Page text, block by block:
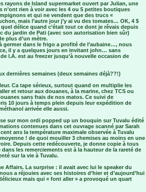
rayons de Island supermarket ouvert par Julian, une
rien à voir avec les 4 ou 5 petites boutiques
et qui ne vendent que des trucs «
mais l’autre jour j’y ai vu des tomates… OK, 4 $
délice quand c’était tout ce dont je rêvais depuis
du jardin de Pati (avec son autorisation bien sûr)
plus d’un mètre.
dans le frigo a profité de l’aubaine…, nous
il y a quelques jours en invitant john… sans
l.A. est au freezer jusqu’à nouvelle occasion de
dernières semaines (deux semaines déjà??!)
Ca tape sérieux, surtout quand on multiplie les
et retour aux douanes, à la marine, chez TCS ou
sans frais de nos matos. Ce suivi de
10 jours à temps plein depuis leur expédition de
arrivée elle aussi.
sur mon ordi popped up un bouquin sur Tuvalu édité
contenues dans cet ouvrage scanné par Sarah
ans la température maximale observée à Tuvalu
! de quoi mouiller 3 chemises au moins en une
Depuis cette redécouverte, je donne copie à tous
les remerciements est à la hauteur de la rareté de
sur la vie à Tuvalu.
Affairs. La surprise : il avait avec lui le speaker du
a réjouies avec ses histoires d’hier et d’aujourd’hui
mais qui « font aller » a provoqué un quart